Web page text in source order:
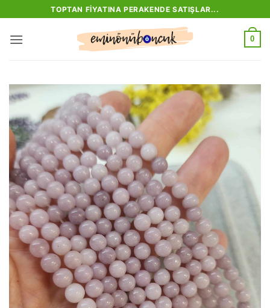
atla
TOPTAN FIYATINA PERAKENDE SATIŞLAR...
0